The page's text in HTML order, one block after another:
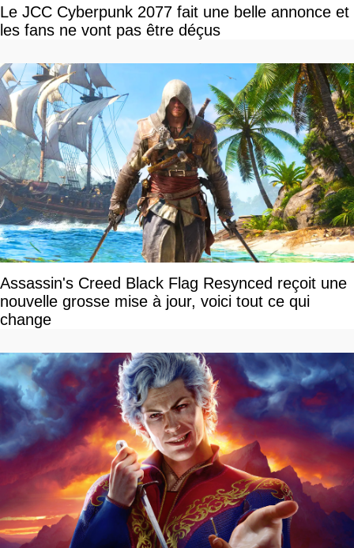
Le JCC Cyberpunk 2077 fait une belle annonce et
les fans ne vont pas être déçus
Assassin's Creed Black Flag Resynced reçoit une
nouvelle grosse mise à jour, voici tout ce qui
change